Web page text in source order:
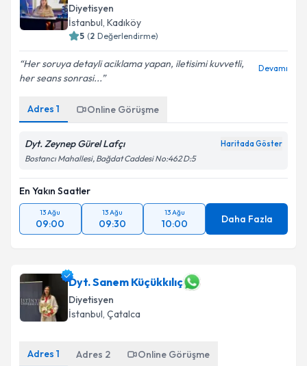
Diyetisyen
İstanbul, Kadıköy
5 (2 Değerlendirme)
Her soruya detayli aciklama yapan, iletisimi kuvvetli,
her seans sonrasi...
Devamı
Adres 1 Online Görüşme
Dyt. Zeynep Gürel Lafçı Haritada Göster
Bostancı Mahallesi, Bağdat Caddesi No:462 D:5
En Yakın Saatler
13 Ağu
09:00
13 Ağu
09:30
13 Ağu
10:00 Daha Fazla
Dyt. Sanem Küçükkılıç
Diyetisyen
İstanbul, Çatalca
Adres 1 Adres 2 Online Görüşme